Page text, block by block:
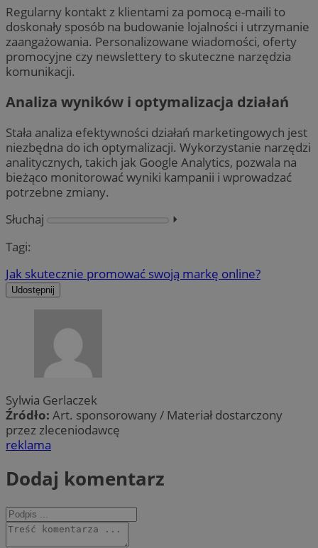
Regularny kontakt z klientami za pomocą e-maili to
doskonały sposób na budowanie lojalności i utrzymanie
zaangażowania. Personalizowane wiadomości, oferty
promocyjne czy newslettery to skuteczne narzędzia
komunikacji.
Analiza wyników i optymalizacja działań
Stała analiza efektywności działań marketingowych jest
niezbędna do ich optymalizacji. Wykorzystanie narzędzi
analitycznych, takich jak Google Analytics, pozwala na
bieżąco monitorować wyniki kampanii i wprowadzać
potrzebne zmiany.
Słuchaj
⏵︎
Tagi:
Jak skutecznie promować swoją markę online?
Udostępnij
Sylwia Gerlaczek
Źródło: Art. sponsorowany / Materiał dostarczony
przez zleceniodawcę
reklama
Dodaj komentarz